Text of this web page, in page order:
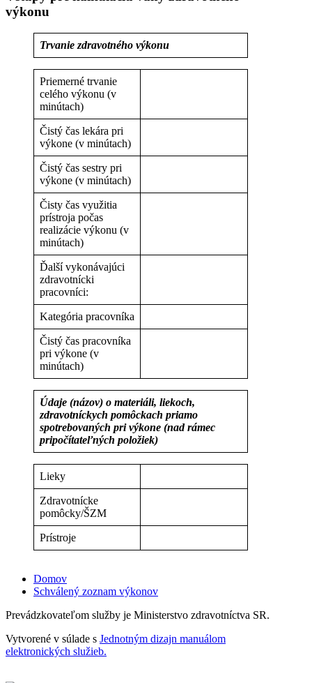
výkonu
Trvanie zdravotného výkonu
Priemerné trvanie
celého výkonu (v
minútach)
Čistý čas lekára pri
výkone (v minútach)
Čistý čas sestry pri
výkone (v minútach)
Čisty čas využitia
prístroja počas
realizácie výkonu (v
minútach)
Ďalší vykonávajúci
zdravotnícki
pracovníci:
Kategória pracovníka
Čistý čas pracovníka
pri výkone (v
minútach)
Údaje (názov) o materiáli, liekoch,
zdravotníckych pomôckach priamo
spotrebovaných pri výkone (nad rámec
pripočítateľných položiek)
Lieky
Zdravotnícke
pomôcky/ŠZM
Prístroje
Domov
Schválený zoznam výkonov
Prevádzkovateľom služby je Ministerstvo zdravotníctva SR.
Vytvorené v súlade s Jednotným dizajn manuálom
elektronických služieb.